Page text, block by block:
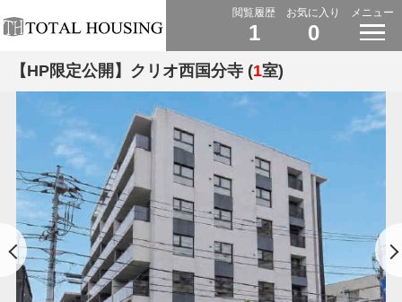
閲覧履歴
1
お気に入り
0
メニュー
【HP限定公開】クリオ西国分寺 (1室)